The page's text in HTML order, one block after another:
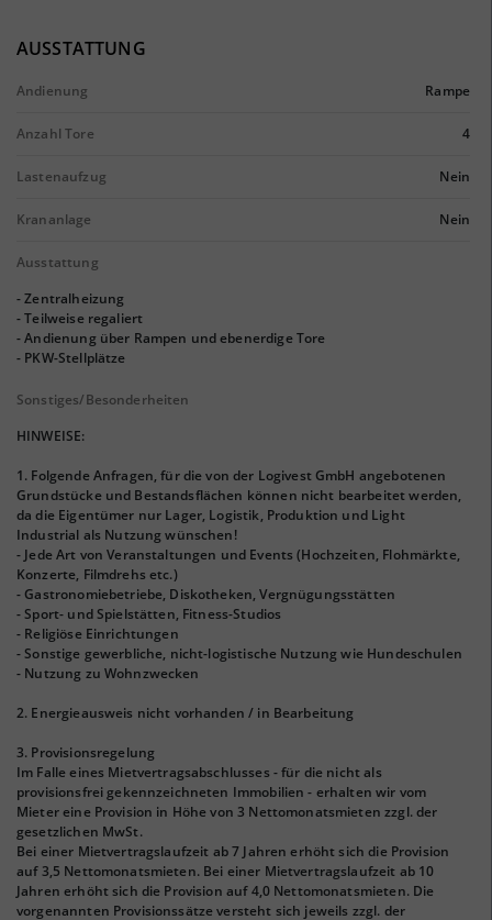
AUSSTATTUNG
Andienung Rampe
Anzahl Tore 4
Lastenaufzug Nein
Krananlage Nein
Ausstattung
- Zentralheizung
- Teilweise regaliert
- Andienung über Rampen und ebenerdige Tore
- PKW-Stellplätze
Sonstiges/Besonderheiten
HINWEISE:
1. Folgende Anfragen, für die von der Logivest GmbH angebotenen
Grundstücke und Bestandsflächen können nicht bearbeitet werden,
da die Eigentümer nur Lager, Logistik, Produktion und Light
Industrial als Nutzung wünschen!
- Jede Art von Veranstaltungen und Events (Hochzeiten, Flohmärkte,
Konzerte, Filmdrehs etc.)
- Gastronomiebetriebe, Diskotheken, Vergnügungsstätten
- Sport- und Spielstätten, Fitness-Studios
- Religiöse Einrichtungen
- Sonstige gewerbliche, nicht-logistische Nutzung wie Hundeschulen
- Nutzung zu Wohnzwecken
2. Energieausweis nicht vorhanden / in Bearbeitung
3. Provisionsregelung
Im Falle eines Mietvertragsabschlusses - für die nicht als
provisionsfrei gekennzeichneten Immobilien - erhalten wir vom
Mieter eine Provision in Höhe von 3 Nettomonatsmieten zzgl. der
gesetzlichen MwSt.
Bei einer Mietvertragslaufzeit ab 7 Jahren erhöht sich die Provision
auf 3,5 Nettomonatsmieten. Bei einer Mietvertragslaufzeit ab 10
Jahren erhöht sich die Provision auf 4,0 Nettomonatsmieten. Die
vorgenannten Provisionssätze versteht sich jeweils zzgl. der